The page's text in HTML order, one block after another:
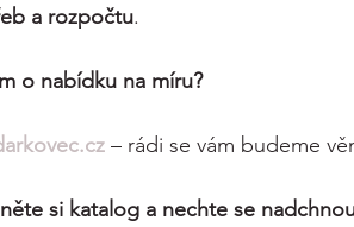
a rozpočtu.
o nabídku na míru?
– rádi se vám budeme
si katalog a nechte se